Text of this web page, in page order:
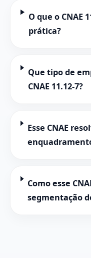
O que o CNAE
prática?
Que tipo de
CNAE 11.12-7?
Esse CNAE
Como esse
segmentação